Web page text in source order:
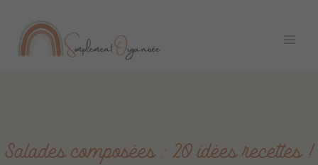
contenu
Menu
Salades composées : 20 idées recettes !
articles